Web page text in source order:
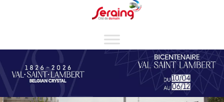
Cookies management panel